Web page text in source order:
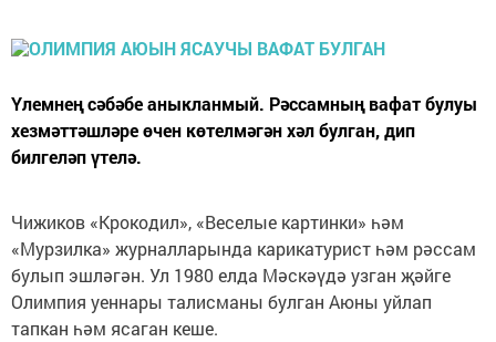
Үлемнең сәбәбе аныкланмый. Рәссамның вафат булуы
хезмәттәшләре өчен көтелмәгән хәл булган, дип
билгеләп үтелә.
Чижиков «Крокодил», «Веселые картинки» һәм
«Мурзилка» журналларында карикатурист һәм рәссам
булып эшләгән. Ул 1980 елда Мәскәүдә узган җәйге
Олимпия уеннары талисманы булган Аюны уйлап
тапкан һәм ясаган кеше.